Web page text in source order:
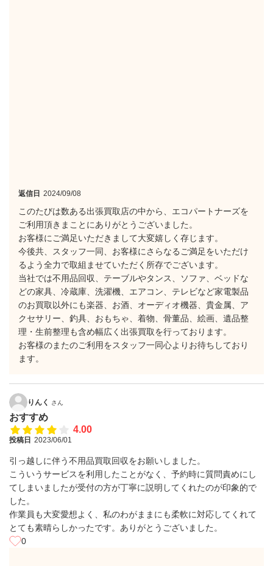
返信日 2024/09/08
このたびは数ある出張買取店の中から、エコパートナーズを
ご利用頂きまことにありがとうございました。
お客様にご満足いただきまして大変嬉しく存じます。
今後共、スタッフ一同、お客様にさらなるご満足をいただけ
るよう全力で取組ませていただく所存でございます。
当社では不用品回収、テーブルやタンス、ソファ、ベッドな
どの家具、冷蔵庫、洗濯機、エアコン、テレビなど家電製品
のお買取以外にも楽器、お酒、オーディオ機器、貴金属、ア
クセサリー、釣具、おもちゃ、着物、骨董品、絵画、遺品整
理・生前整理も含め幅広く出張買取を行っております。
お客様のまたのご利用をスタッフ一同心よりお待ちしており
ます。
りんく さん
おすすめ
4.00
投稿日 2023/06/01
引っ越しに伴う不用品買取回収をお願いしました。
こういうサービスを利用したことがなく、予約時に質問責めにし
てしまいましたが受付の方が丁寧に説明してくれたのが印象的で
した。
作業員も大変愛想よく、私のわがままにも柔軟に対応してくれて
とても素晴らしかったです。ありがとうございました。
0